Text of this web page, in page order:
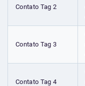
Contato Tag 2
Contato Tag 3
Contato Tag 4